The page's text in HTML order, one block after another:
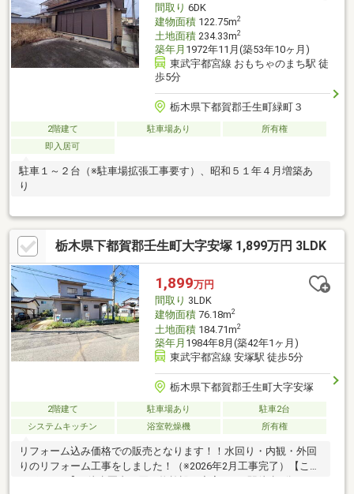
間取り 6DK
建物面積122.75m2
土地面積234.33m2
築年月 1972年11月(築53年10ヶ月)
東武宇都宮線 おもちゃのまち駅 徒
歩5分
栃木県下都賀郡壬生町緑町３
2階建て 駐車場あり
所有権
即入居可
駐車１～２台（※駐車場拡張工事要す）、昭和５１年４月増築あ
り
栃木県下都賀郡壬生町大字安塚 1,899万円 3LDK
1,899万円
間取り 3LDK
建物面積76.18m2
土地面積184.71m2
築年月 1984年8月(築42年1ヶ月)
東武宇都宮線 安塚駅 徒歩5分
栃木県下都賀郡壬生町大字安塚
2階建て 駐車場あり
駐車2台
システムキッチン
浴室乾燥機 所有権
リフォーム込み価格での販売となります！！水回り・内観・外回
りのリフォーム工事をしました！（※2026年2月工事完了）【ここ